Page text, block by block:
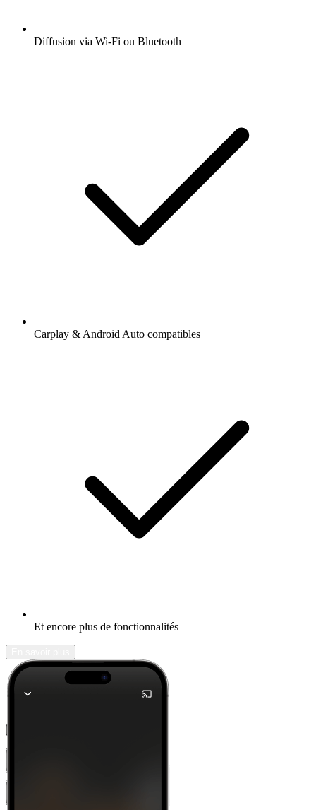
Diffusion via Wi-Fi ou Bluetooth
Carplay & Android Auto compatibles
Et encore plus de fonctionnalités